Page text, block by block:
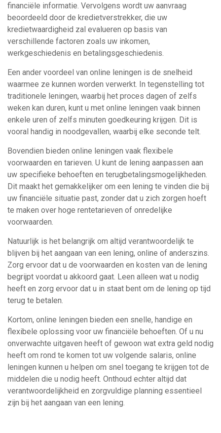
financiële informatie. Vervolgens wordt uw aanvraag
beoordeeld door de kredietverstrekker, die uw
kredietwaardigheid zal evalueren op basis van
verschillende factoren zoals uw inkomen,
werkgeschiedenis en betalingsgeschiedenis.
Een ander voordeel van online leningen is de snelheid
waarmee ze kunnen worden verwerkt. In tegenstelling tot
traditionele leningen, waarbij het proces dagen of zelfs
weken kan duren, kunt u met online leningen vaak binnen
enkele uren of zelfs minuten goedkeuring krijgen. Dit is
vooral handig in noodgevallen, waarbij elke seconde telt.
Bovendien bieden online leningen vaak flexibele
voorwaarden en tarieven. U kunt de lening aanpassen aan
uw specifieke behoeften en terugbetalingsmogelijkheden.
Dit maakt het gemakkelijker om een lening te vinden die bij
uw financiële situatie past, zonder dat u zich zorgen hoeft
te maken over hoge rentetarieven of onredelijke
voorwaarden.
Natuurlijk is het belangrijk om altijd verantwoordelijk te
blijven bij het aangaan van een lening, online of anderszins.
Zorg ervoor dat u de voorwaarden en kosten van de lening
begrijpt voordat u akkoord gaat. Leen alleen wat u nodig
heeft en zorg ervoor dat u in staat bent om de lening op tijd
terug te betalen.
Kortom, online leningen bieden een snelle, handige en
flexibele oplossing voor uw financiële behoeften. Of u nu
onverwachte uitgaven heeft of gewoon wat extra geld nodig
heeft om rond te komen tot uw volgende salaris, online
leningen kunnen u helpen om snel toegang te krijgen tot de
middelen die u nodig heeft. Onthoud echter altijd dat
verantwoordelijkheid en zorgvuldige planning essentieel
zijn bij het aangaan van een lening.